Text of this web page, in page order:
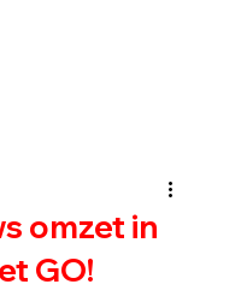
omzet in
GO!